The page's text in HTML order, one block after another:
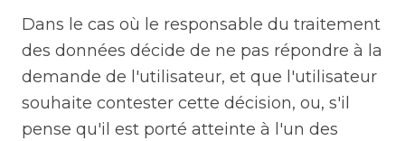
Dans le cas où le responsable du traitement
des données décide de ne pas répondre à la
demande de l'utilisateur, et que l'utilisateur
souhaite contester cette décision, ou, s'il
pense qu'il est porté atteinte à l'un des